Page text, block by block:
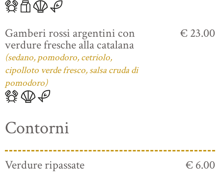
Gamberi rossi argentini con
verdure fresche alla catalana
(sedano, pomodoro, cetriolo,
cipolloto verde fresco, salsa cruda di
pomodoro)
€ 23.00
Contorni
Verdure ripassate € 6.00